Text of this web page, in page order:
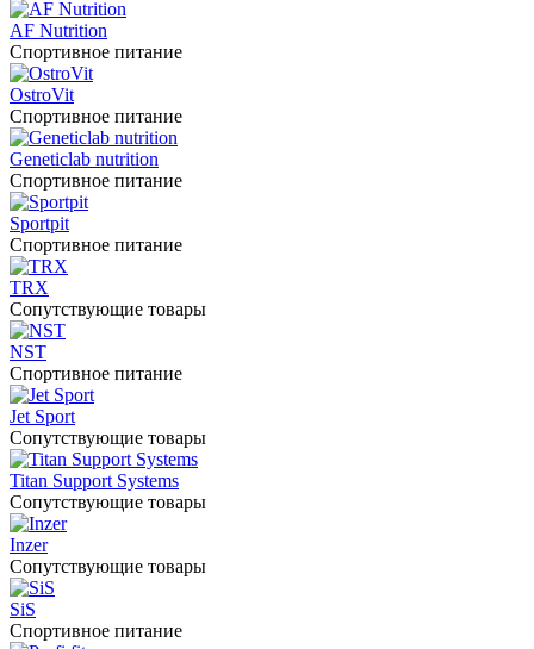
AF Nutrition
Спортивное питание
OstroVit
Спортивное питание
Geneticlab nutrition
Спортивное питание
Sportpit
Спортивное питание
TRX
Сопутствующие товары
NST
Спортивное питание
Jet Sport
Сопутствующие товары
Titan Support Systems
Сопутствующие товары
Inzer
Сопутствующие товары
SiS
Спортивное питание